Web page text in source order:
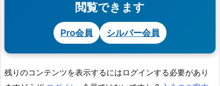
閲覧できます
Pro会員 シルバー会員
残りのコンテンツを表示するにはログインする必要があり